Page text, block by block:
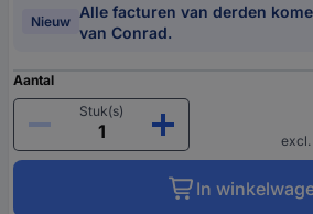
Nieuw
Alle facturen van derden
van Conrad.
Aantal
Stuk(s)
In